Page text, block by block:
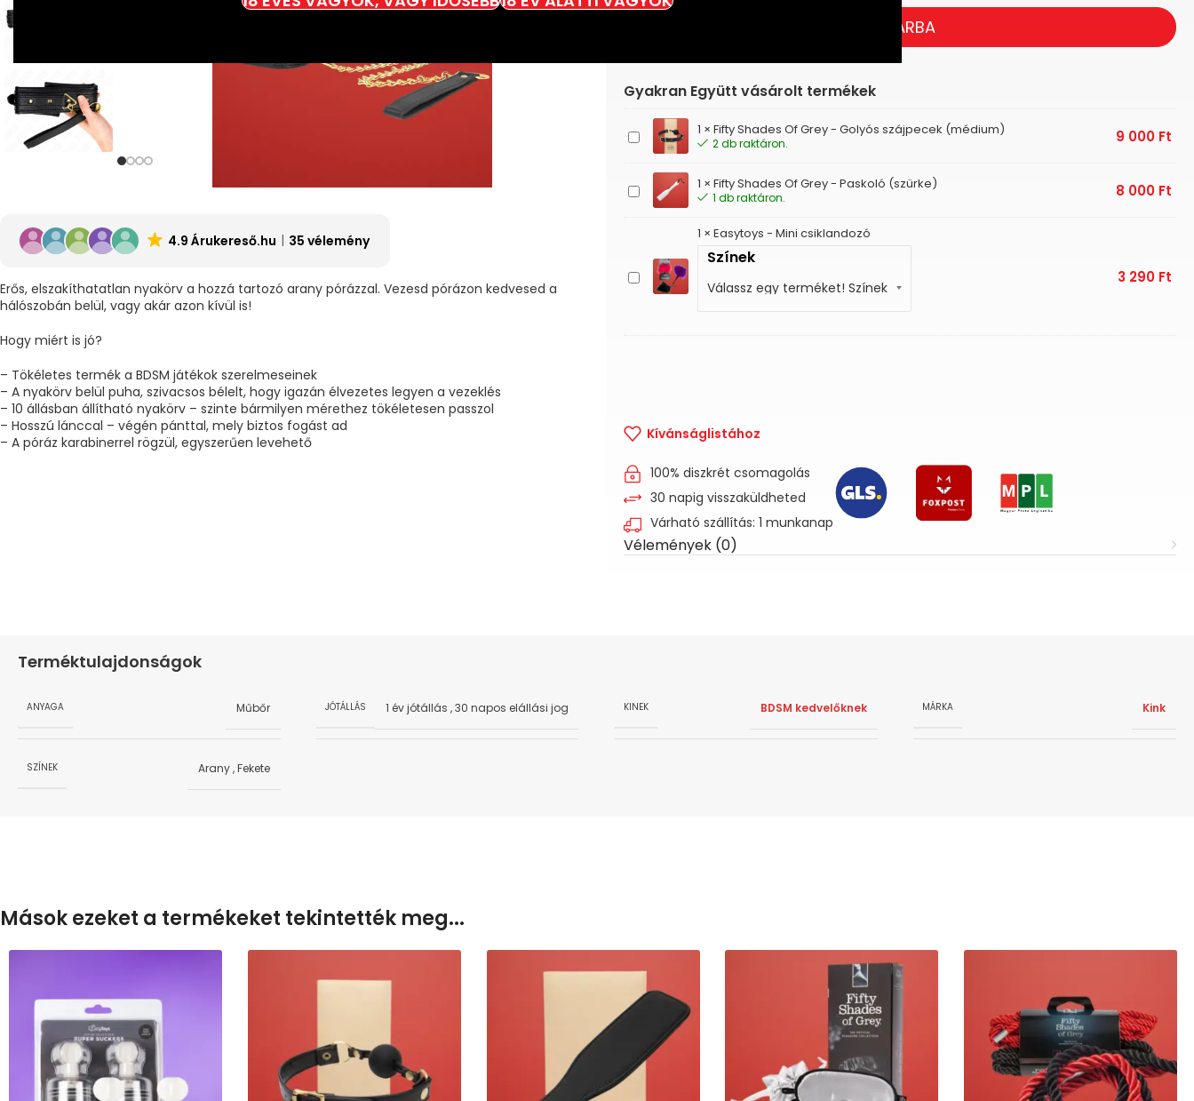
4.9 Árukereső.hu 35 vélemény
Erős, elszakíthatatlan nyakörv a hozzá tartozó arany pórázzal. Vezesd pórázon kedvesed a
hálószobán belül, vagy akár azon kívül is!
Hogy miért is jó?
– Tökéletes termék a BDSM játékok szerelmeseinek
– A nyakörv belül puha, szivacsos bélelt, hogy igazán élvezetes legyen a vezeklés
– 10 állásban állítható nyakörv – szinte bármilyen mérethez tökéletesen passzol
– Hosszú lánccal – végén pánttal, mely biztos fogást ad
– A póráz karabinerrel rögzül, egyszerűen levehető
KOSÁRBA
Gyakran Együtt vásárolt termékek
Fifty
Shades
Grey
-
szájpecek
(médium)
1 × Fifty Shades Of Grey - Golyós szájpecek (médium)
2 db raktáron. 9 000 Ft
Fifty
Shades
Paskoló
(szürke)
1 × Fifty Shades Of Grey - Paskoló (szürke)
1 db raktáron. 8 000 Ft
Easytoys
1 × Easytoys - Mini csiklandozó
Színek
3 290 Ft
Kívánságlistához
100% diszkrét csomagolás
30 napig visszaküldheted
Várható szállítás: 1 munkanap
Vélemények (0)
Terméktulajdonságok
ANYAGA Műbőr JÓTÁLLÁS 1 év jótállás ,30 napos elállási jog KINEK BDSM kedvelőknek MÁRKA Kink
SZÍNEK Arany,Fekete
Mások ezeket a termékeket tekintették meg...